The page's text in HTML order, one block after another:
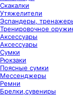
Скакалки
Утяжелители
Эспандеры,
Тренировочное
Аксессуары
Аксессуары
Сумки
Рюкзаки
Поясные сумки
Мессенджеры
Ремни
Брелки,сувениры